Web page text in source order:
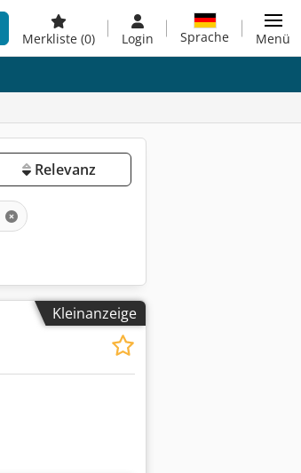
Merkliste (0) Login Sprache Menü
Relevanz
Kleinanzeige